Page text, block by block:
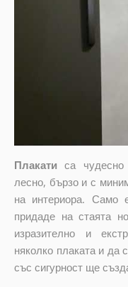
Плакати са
лесно, бързо и с
на интериора. Само
придаде на стаята
изразително и
няколко плаката и да
със сигурност ще